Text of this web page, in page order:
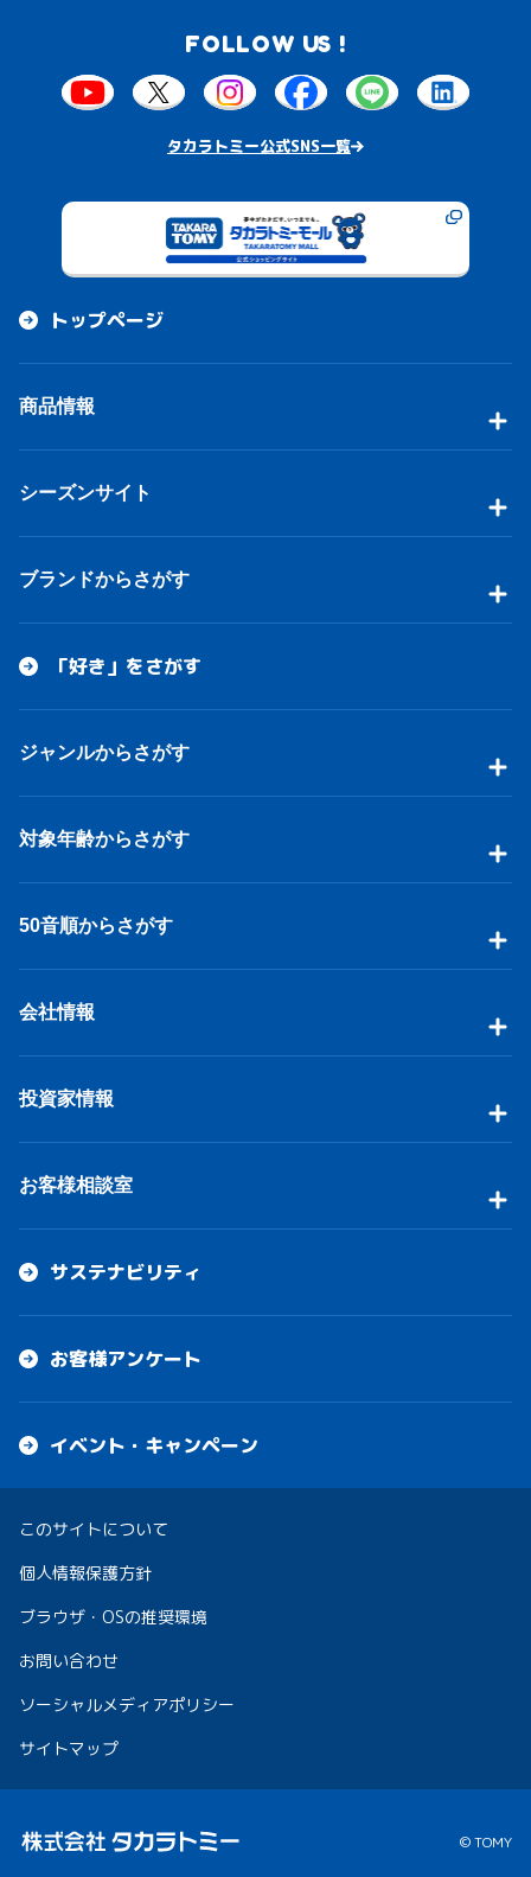
FOLLOW US !
タカラトミー公式SNS一覧
トップページ
商品情報
シーズンサイト
ブランドからさがす
「好き」をさがす
ジャンルからさがす
対象年齢からさがす
50音順からさがす
会社情報
投資家情報
お客様相談室
サステナビリティ
お客様アンケート
イベント・キャンペーン
このサイトについて
個人情報保護方針
ブラウザ・OSの推奨環境
お問い合わせ
ソーシャルメディアポリシー
サイトマップ
© TOMY